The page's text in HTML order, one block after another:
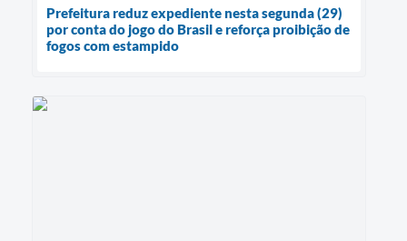
Prefeitura reduz expediente nesta segunda (29)
por conta do jogo do Brasil e reforça proibição de
fogos com estampido